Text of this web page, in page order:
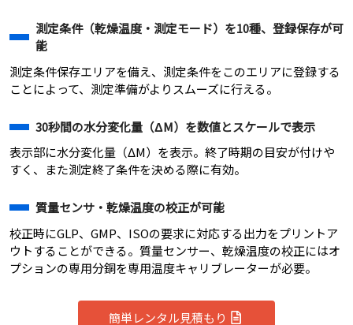
測定条件（乾燥温度・測定モード）を10種、登録保存が可
能
測定条件保存エリアを備え、測定条件をこのエリアに登録する
ことによって、測定準備がよりスムーズに行える。
30秒間の水分変化量（ΔM）を数値とスケールで表示
表示部に水分変化量（ΔM）を表示。終了時期の目安が付けや
すく、また測定終了条件を決める際に有効。
質量センサ・乾燥温度の校正が可能
校正時にGLP、GMP、ISOの要求に対応する出力をプリントア
ウトすることができる。質量センサー、乾燥温度の校正にはオ
プションの専用分銅を専用温度キャリブレーターが必要。
簡単レンタル見積もり